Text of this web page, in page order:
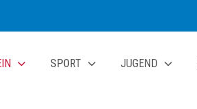
SPORT JUGEND